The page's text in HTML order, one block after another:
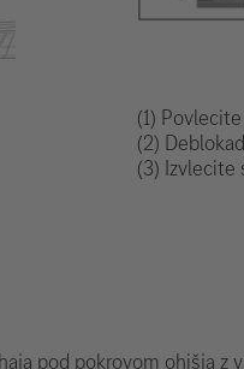
(1)
(2)
(3) Izvlecite
pod pokrovom ohišja z